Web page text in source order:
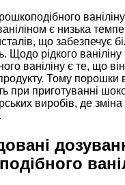
є низька
що забезпечує
Щодо рідкого
ваніліну є те, що
Тому порошки
при приготуванні
виробів, де зміна